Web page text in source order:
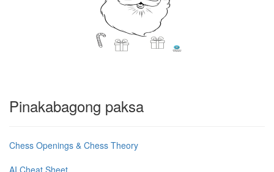
Pinakabagong paksa
Chess Openings & Chess Theory
AI Cheat Sheet